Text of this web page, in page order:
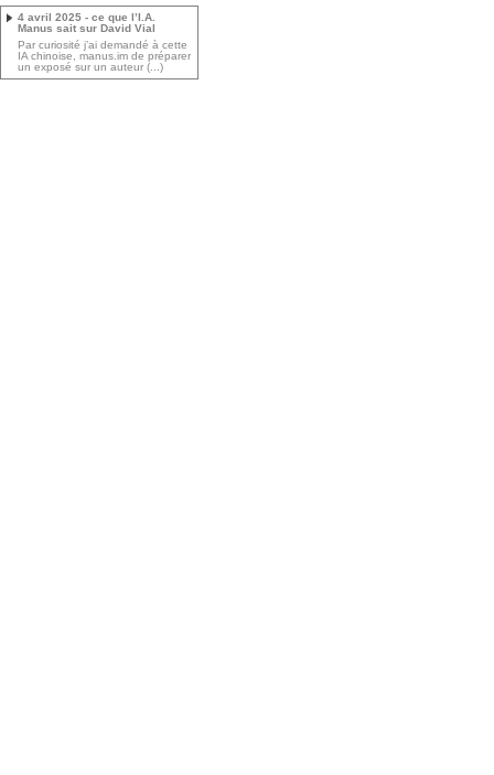
4 avril 2025 - ce que l’I.A.
Manus sait sur David Vial
Par curiosité j’ai demandé à cette
IA chinoise, manus.im de préparer
un exposé sur un auteur (...)